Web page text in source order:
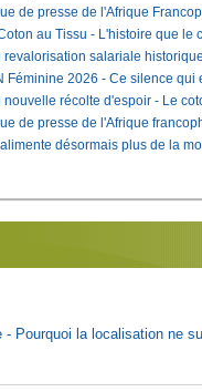
de presse de l'Afrique
au Tissu - L'histoire que
revalorisation salariale
Féminine 2026 - Ce silence qui
nouvelle récolte d'espoir - Le
de presse de l'Afrique
alimente désormais plus de la
- Pourquoi la localisation ne